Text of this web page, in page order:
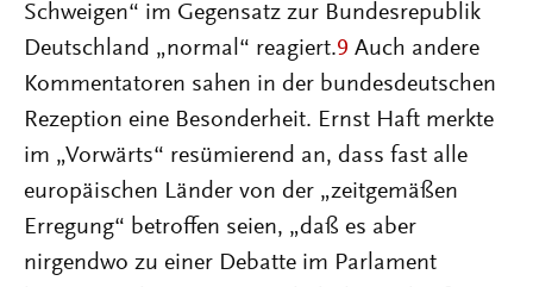
Schweigen“ im Gegensatz zur Bundesrepublik
Deutschland „normal“ reagiert.9 Auch andere
Kommentatoren sahen in der bundesdeutschen
Rezeption eine Besonderheit. Ernst Haft merkte
im „Vorwärts“ resümierend an, dass fast alle
europäischen Länder von der „zeitgemäßen
Erregung“ betroffen seien, „daß es aber
nirgendwo zu einer Debatte im Parlament